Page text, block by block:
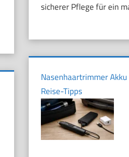
sicherer Pflege für ein
Nasenhaartrimmer
Reise-Tipps